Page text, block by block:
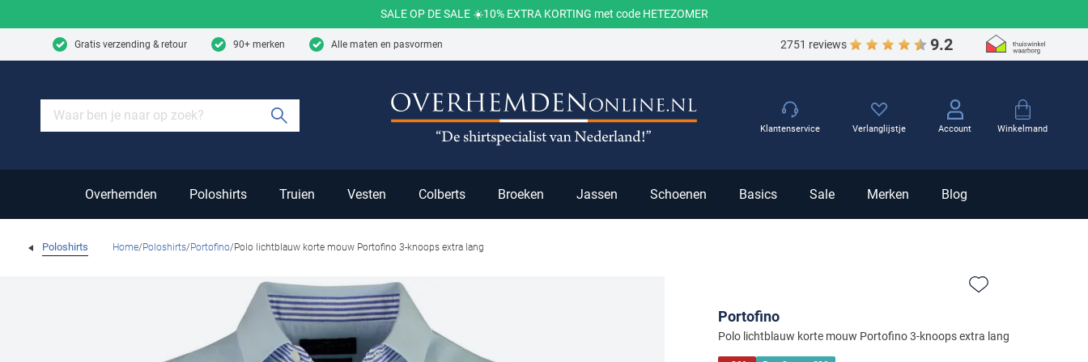
SALE OP DE SALE ☀️10% EXTRA KORTING met code HETEZOMER
Gratis verzending & retour 90+ merken Alle maten en pasvormen 2751 reviews 9.2
Winkelmand
Overhemden Poloshirts Truien Vesten Colberts Broeken Jassen Schoenen Basics Sale Merken Blog
Klantenservice Verlanglijstje Account
Poloshirts Home Poloshirts Portofino Polo lichtblauw korte mouw Portofino 3-knoops extra lang
Portofino
Polo lichtblauw korte mouw Portofino 3-knoops extra lang
Zet bij favorieten